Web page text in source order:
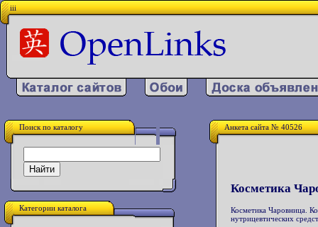
iii
Поиск по каталогу
Категории каталога
Анкета сайта № 40526
Косметика
Косметика Чаровница.
нутрицевтических